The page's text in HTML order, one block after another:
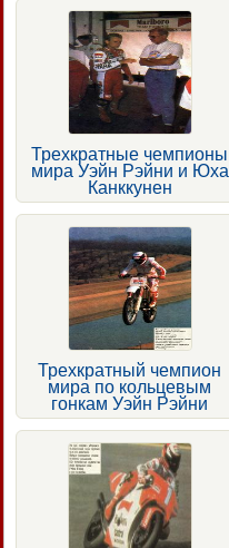
Трехкратные чемпионы
мира Уэйн Рэйни и Юха
Канккунен
Трехкратный чемпион
мира по кольцевым
гонкам Уэйн Рэйни